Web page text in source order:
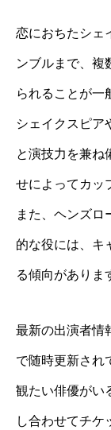
恋におちたシェ
ンブルまで、複
られることが一
シェイクスピア
と演技力を兼ね
せによってカッ
また、ヘンズロ
的な役には、キ
る傾向がありま
最新の出演者情
で随時更新され
観たい俳優がい
し合わせてチケ